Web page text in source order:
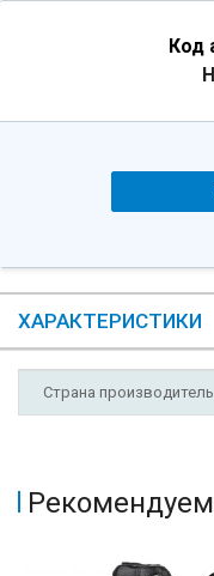
Код
ХАРАКТЕРИСТИКИ
Страна производитель